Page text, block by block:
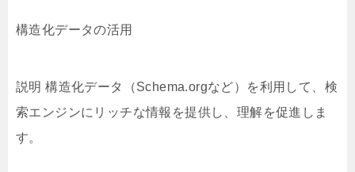
構造化データの活用
説明 構造化データ（Schema.orgなど）を利用して、検
索エンジンにリッチな情報を提供し、理解を促進しま
す。